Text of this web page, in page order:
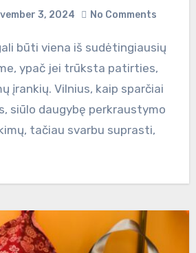
3, 2024 No Comments
ypač jei trūksta patirties,
įrankių. Vilnius, kaip sparčiai
siūlo daugybę perkraustymo
tačiau svarbu suprasti,